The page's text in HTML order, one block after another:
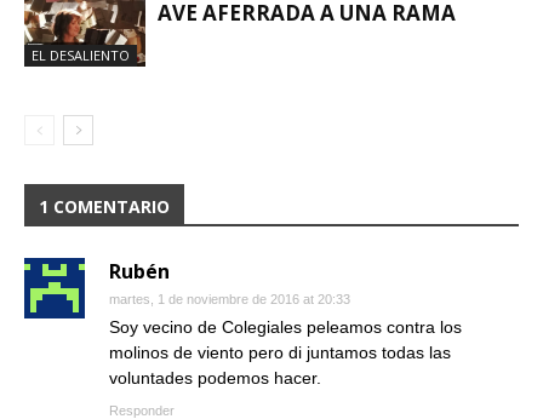
EL DESALIENTO
AVE AFERRADA A UNA RAMA
1 COMENTARIO
Rubén
martes, 1 de noviembre de 2016 at 20:33
Soy vecino de Colegiales peleamos contra los
molinos de viento pero di juntamos todas las
voluntades podemos hacer.
Responder